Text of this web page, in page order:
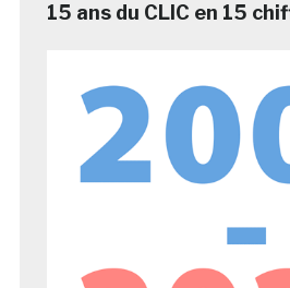
15 ans du CLIC en 15